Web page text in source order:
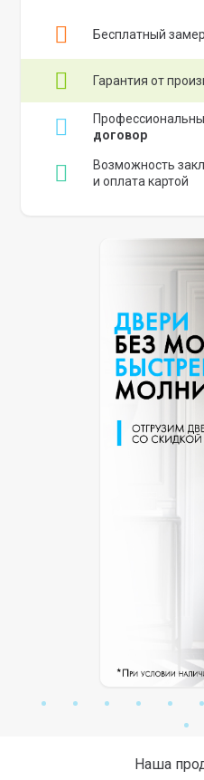
Бесплатный
Гарантия от
договор
Возможность
и оплата картой
Наша